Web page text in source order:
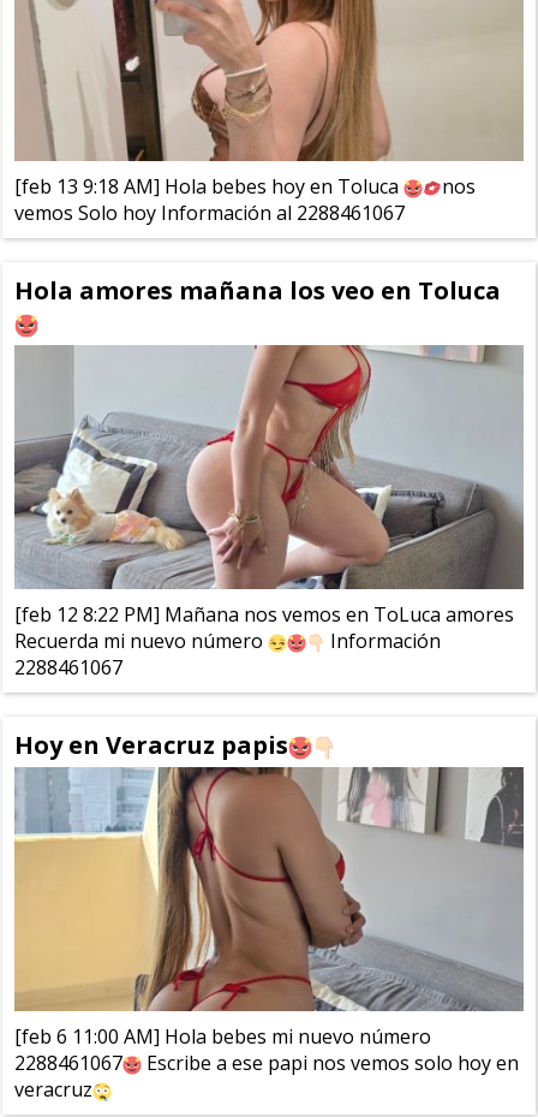
[feb 13 9:18 AM] Hola bebes hoy en Toluca
nos
vemos Solo hoy Información al 2288461067
Hola amores mañana los veo en Toluca
[feb 12 8:22 PM] Mañana nos vemos en ToLuca amores
Recuerda mi nuevo número
Información
2288461067
Hoy en Veracruz papis
[feb 6 11:00 AM] Hola bebes mi nuevo número
2288461067
Escribe a ese papi nos vemos solo hoy en
veracruz